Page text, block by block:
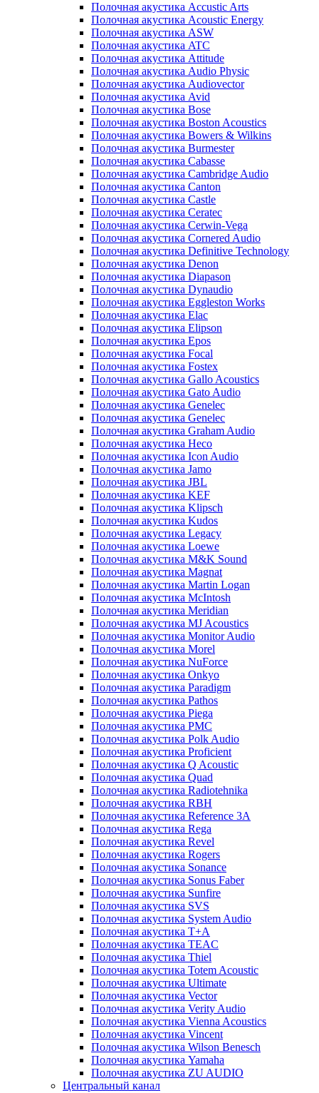
Полочная акустика Accustic Arts
Полочная акустика Acoustic Energy
Полочная акустика ASW
Полочная акустика ATC
Полочная акустика Attitude
Полочная акустика Audio Physic
Полочная акустика Audiovector
Полочная акустика Avid
Полочная акустика Bose
Полочная акустика Boston Acoustics
Полочная акустика Bowers & Wilkins
Полочная акустика Burmester
Полочная акустика Cabasse
Полочная акустика Cambridge Audio
Полочная акустика Canton
Полочная акустика Castle
Полочная акустика Ceratec
Полочная акустика Cerwin-Vega
Полочная акустика Cornered Audio
Полочная акустика Definitive Technology
Полочная акустика Denon
Полочная акустика Diapason
Полочная акустика Dynaudio
Полочная акустика Eggleston Works
Полочная акустика Elac
Полочная акустика Elipson
Полочная акустика Epos
Полочная акустика Focal
Полочная акустика Fostex
Полочная акустика Gallo Acoustics
Полочная акустика Gato Audio
Полочная акустика Genelec
Полочная акустика Genelec
Полочная акустика Graham Audio
Полочная акустика Heco
Полочная акустика Icon Audio
Полочная акустика Jamo
Полочная акустика JBL
Полочная акустика KEF
Полочная акустика Klipsch
Полочная акустика Kudos
Полочная акустика Legacy
Полочная акустика Loewe
Полочная акустика M&K Sound
Полочная акустика Magnat
Полочная акустика Martin Logan
Полочная акустика McIntosh
Полочная акустика Meridian
Полочная акустика MJ Acoustics
Полочная акустика Monitor Audio
Полочная акустика Morel
Полочная акустика NuForce
Полочная акустика Onkyo
Полочная акустика Paradigm
Полочная акустика Pathos
Полочная акустика Piega
Полочная акустика PMC
Полочная акустика Polk Audio
Полочная акустика Proficient
Полочная акустика Q Acoustic
Полочная акустика Quad
Полочная акустика Radiotehnika
Полочная акустика RBH
Полочная акустика Reference 3A
Полочная акустика Rega
Полочная акустика Revel
Полочная акустика Rogers
Полочная акустика Sonance
Полочная акустика Sonus Faber
Полочная акустика Sunfire
Полочная акустика SVS
Полочная акустика System Audio
Полочная акустика T+A
Полочная акустика TEAC
Полочная акустика Thiel
Полочная акустика Totem Acoustic
Полочная акустика Ultimate
Полочная акустика Vector
Полочная акустика Verity Audio
Полочная акустика Vienna Acoustics
Полочная акустика Vincent
Полочная акустика Wilson Benesch
Полочная акустика Yamaha
Полочная акустика ZU AUDIO
Центральный канал